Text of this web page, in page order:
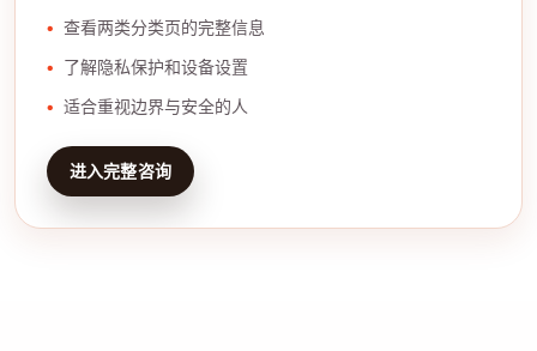
查看两类分类页的完整信息
了解隐私保护和设备设置
适合重视边界与安全的人
进入完整咨询